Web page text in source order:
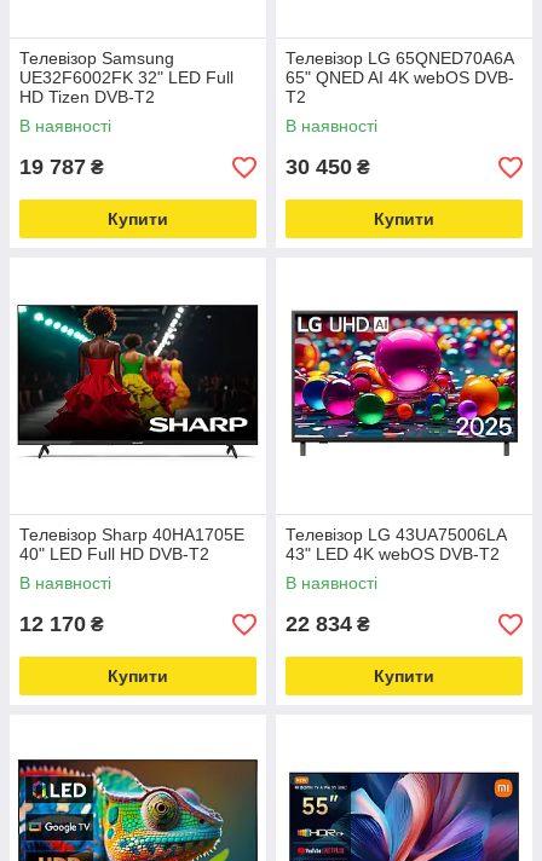
Телевізор Samsung
UE32F6002FK 32" LED Full
HD Tizen DVB-T2
В наявності
19 787 ₴
Купити
Телевізор LG 65QNED70A6A
65" QNED AI 4K webOS DVB-
T2
В наявності
30 450 ₴
Купити
Телевізор Sharp 40HA1705E
40" LED Full HD DVB-T2
В наявності
12 170 ₴
Купити
Телевізор LG 43UA75006LA
43" LED 4K webOS DVB-T2
В наявності
22 834 ₴
Купити